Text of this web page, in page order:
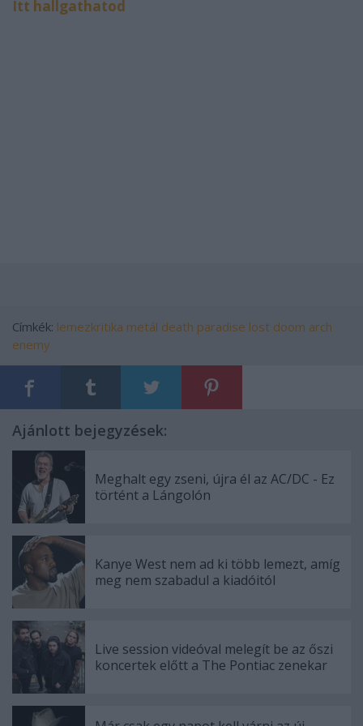
Itt hallgathatod
Címkék: lemezkritika metál death paradise lost doom arch
enemy
Ajánlott bejegyzések:
Meghalt egy zseni, újra él az AC/DC - Ez
történt a Lángolón
Kanye West nem ad ki több lemezt, amíg
meg nem szabadul a kiadóitól
Live session videóval melegít be az őszi
koncertek előtt a The Pontiac zenekar